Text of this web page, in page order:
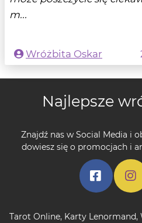
m...
Wróżbita Oskar
Najlepsze
Znajdź nas w Social Media i
dowiesz się o promocjach i
Tarot Online, Karty Lenormand,